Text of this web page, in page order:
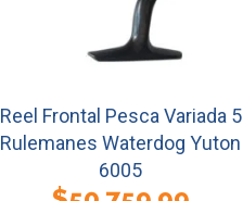
Reel Frontal Pesca Variada 5
Rulemanes Waterdog Yuton
6005